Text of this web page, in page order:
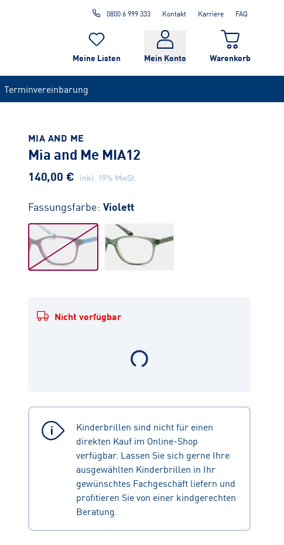
0800 6 999 333 Kontakt Karriere FAQ
Meine Listen Mein Konto Warenkorb
Terminvereinbarung
MIA AND ME
Mia and Me MIA12
140,00 € inkl. 19% MwSt.
Fassungsfarbe: Violett
Nicht verfügbar
Kinderbrillen sind nicht für einen
direkten Kauf im Online-Shop
verfügbar. Lassen Sie sich gerne Ihre
ausgewählten Kinderbrillen in Ihr
gewünschtes Fachgeschäft liefern und
profitieren Sie von einer kindgerechten
Beratung.